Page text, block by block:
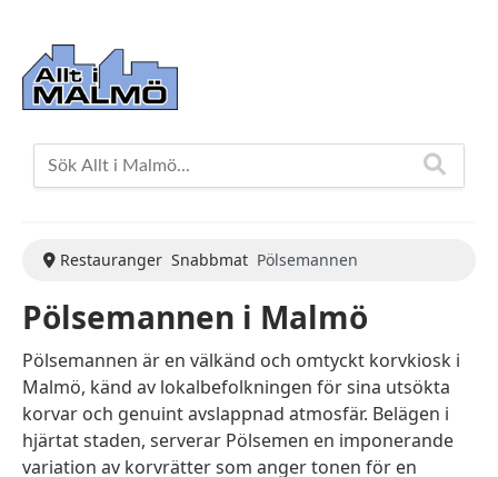
Restauranger Snabbmat Pölsemannen
Pölsemannen i Malmö
Pölsemannen är en välkänd och omtyckt korvkiosk i
Malmö, känd av lokalbefolkningen för sina utsökta
korvar och genuint avslappnad atmosfär. Belägen i
hjärtat staden, serverar Pölsemen en imponerande
variation av korvrätter som anger tonen för en